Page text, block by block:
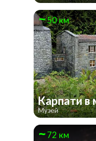
50 км
Карпати в
Музей
72 км